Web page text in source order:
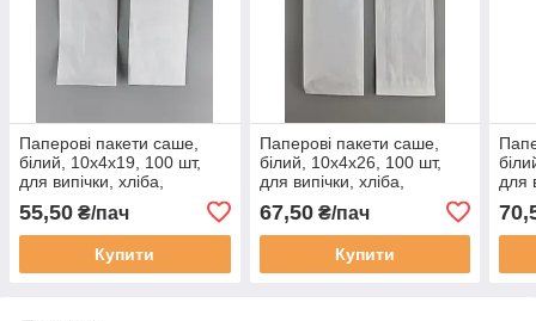
Паперові пакети саше,
білий, 10x4x19, 100 шт,
для випічки, хліба,
круасанів, сендвічів, снеків
та фасування продукції
55,50 ₴/пач
Купити
Паперові пакети саше,
білий, 10x4x26, 100 шт,
для випічки, хліба,
круасанів, сендвічів, снеків
та фасування продукції
67,50₴/пач
Купити
для
та